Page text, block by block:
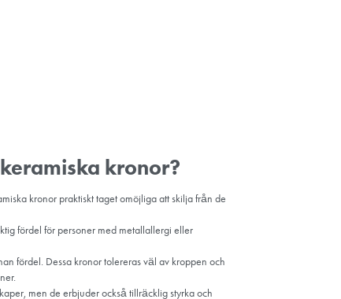
exakta avtryck av tanden. Dessa avtryck används
in